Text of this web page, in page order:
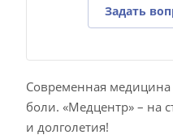
Задать
Современная медицина
боли. «Медцентр» – на
и долголетия!